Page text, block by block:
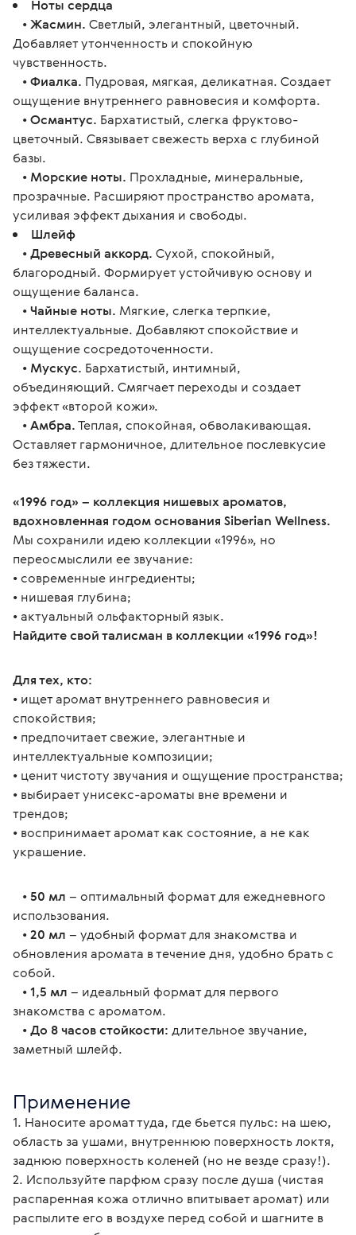
Ноты сердца
•Жасмин. Светлый, элегантный, цветочный.
Добавляет утонченность и спокойную
чувственность.
•Фиалка. Пудровая, мягкая, деликатная. Создает
ощущение внутреннего равновесия и комфорта.
•Османтус. Бархатистый, слегка фруктово-
цветочный. Связывает свежесть верха с глубиной
базы.
• Морские ноты. Прохладные, минеральные,
прозрачные. Расширяют пространство аромата,
усиливая эффект дыхания и свободы.
Шлейф
•Древесный аккорд. Сухой, спокойный,
благородный. Формирует устойчивую основу и
ощущение баланса.
•Чайные ноты. Мягкие, слегка терпкие,
интеллектуальные. Добавляют спокойствие и
ощущение сосредоточенности.
• Мускус. Бархатистый, интимный,
объединяющий. Смягчает переходы и создает
эффект «второй кожи».
•Амбра.Теплая, спокойная, обволакивающая.
Оставляет гармоничное, длительное послевкусие
без тяжести.
«1996 год» – коллекция нишевых ароматов,
вдохновленная годом основания Siberian Wellness.
Мы сохранили идею коллекции «1996», но
переосмыслили ее звучание:
• современные ингредиенты;
• нишевая глубина;
• актуальный ольфакторный язык.
Найдите свой талисман в коллекции «1996 год»!
Для тех, кто:
• ищет аромат внутреннего равновесия и
спокойствия;
• предпочитает свежие, элегантные и
интеллектуальные композиции;
• ценит чистоту звучания и ощущение пространства;
• выбирает унисекс-ароматы вне времени и
трендов;
• воспринимает аромат как состояние, а не как
украшение.
• 50 мл – оптимальный формат для ежедневного
использования.
• 20 мл – удобный формат для знакомства и
обновления аромата в течение дня, удобно брать с
собой.
• 1,5 мл – идеальный формат для первого
знакомства с ароматом.
• До 8 часов стойкости: длительное звучание,
заметный шлейф.
Применение
1. Наносите аромат туда, где бьется пульс: на шею,
область за ушами, внутреннюю поверхность локтя,
заднюю поверхность коленей (но не везде сразу!).
2. Используйте парфюм сразу после душа (чистая
распаренная кожа отлично впитывает аромат) или
распылите его в воздухе перед собой и шагните в